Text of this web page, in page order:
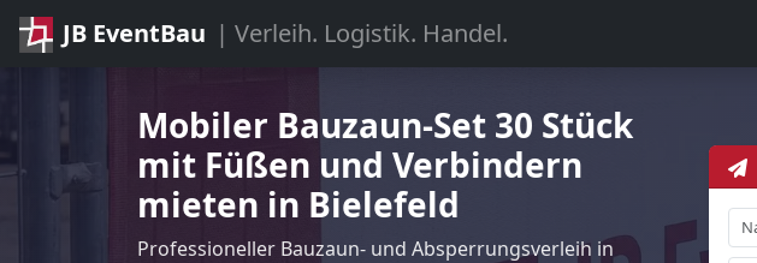
JB EventBau | Verleih. Logistik. Handel.
Mobiler Bauzaun-Set 30 Stück
mit Füßen und Verbindern
mieten in Bielefeld
Professioneller Bauzaun- und Absperrungsverleih in